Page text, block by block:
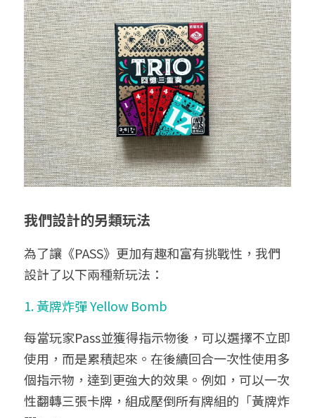
我們設計的另類玩法
為了讓《PASS》更加有趣和富有挑戰性，我們
設計了以下兩種新玩法：
1. 黃牌炸彈 Yellow Bomb
每當玩家Pass並獲得指示物後，可以選擇不立即
使用，而是累積起來。在後續回合一次性使用多
個指示物，達到更強大的效果。例如，可以一次
性翻轉三張卡牌，組成壓倒所有牌組的「黃牌炸